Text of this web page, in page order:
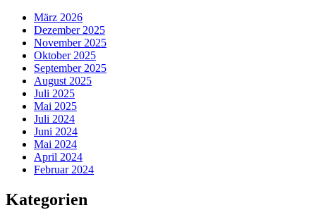
März 2026
Dezember 2025
November 2025
Oktober 2025
September 2025
August 2025
Juli 2025
Mai 2025
Juli 2024
Juni 2024
Mai 2024
April 2024
Februar 2024
Kategorien